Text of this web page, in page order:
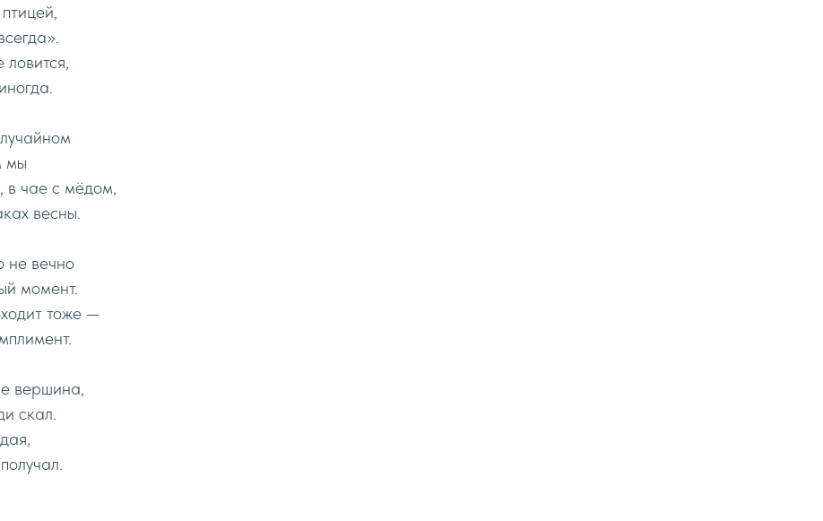
мы
в чае с мёдом,
весны.
не вечно
момент.
тоже —
вершина,
скал.